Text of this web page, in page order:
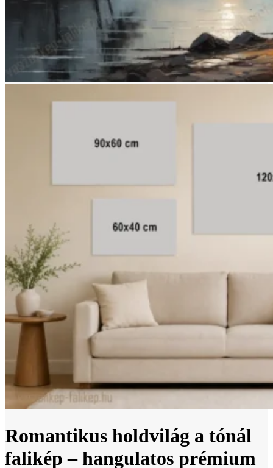
Romantikus holdvilág a tónál
falikép – hangulatos prémium